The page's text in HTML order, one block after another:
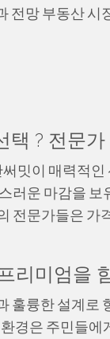
전망 부동산
택 ? 전문가
밋이 매력적
러운 마감을
전문가들은 가
리미엄을
훌륭한 설계로
경은 주민들